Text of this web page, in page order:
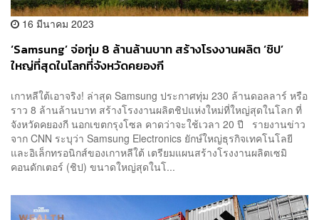
16 มีนาคม 2023
‘Samsung’ จ่อทุ่ม 8 ล้านล้านบาท สร้างโรงงานผลิต ‘ชิป’
ใหญ่ที่สุดในโลกที่จังหวัดคยองกี
เกาหลีใต้เอาจริง! ล่าสุด Samsung ประกาศทุ่ม 230 ล้านดอลลาร์ หรือ
ราว 8 ล้านล้านบาท สร้างโรงงานผลิตชิปแห่งใหม่ที่ใหญ่สุดในโลก ที่
จังหวัดคยองกี นอกเขตกรุงโซล คาดว่าจะใช้เวลา 20 ปี รายงานข่าว
จาก CNN ระบุว่า Samsung Electronics ยักษ์ใหญ่ธุรกิจเทคโนโลยี
และอิเล็กทรอนิกส์ของเกาหลีใต้ เตรียมแผนสร้างโรงงานผลิตเซมิ
คอนดักเตอร์ (ชิป) ขนาดใหญ่สุดในโ...